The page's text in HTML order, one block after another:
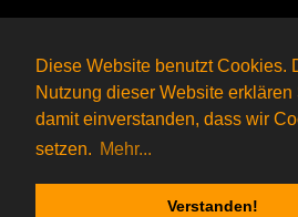
Diese Website benutzt Cookies.
Nutzung dieser Website erklären
damit einverstanden, dass wir
setzen. Mehr...
Verstanden!
Das nächste Rätsel ist in Arbeit
60 Gagolganeronline(0 registrierte und 60 Gäste)
Gagolganer:
9732Rätsel online: